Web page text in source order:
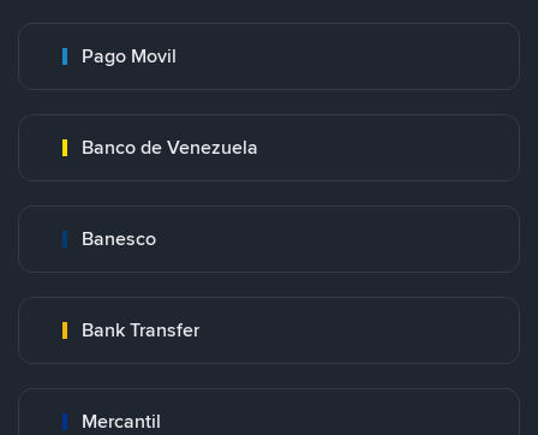
Pago Movil
Banco de Venezuela
Banesco
Bank Transfer
Mercantil